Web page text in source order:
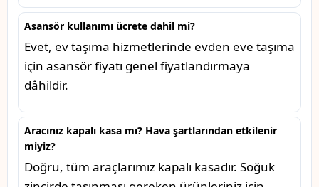
Asansör kullanımı ücrete dahil mi?
Evet, ev taşıma hizmetlerinde evden eve taşıma
için asansör fiyatı genel fiyatlandırmaya
dâhildir.
Aracınız kapalı kasa mı? Hava şartlarından etkilenir
miyiz?
Doğru, tüm araçlarımız kapalı kasadır. Soğuk